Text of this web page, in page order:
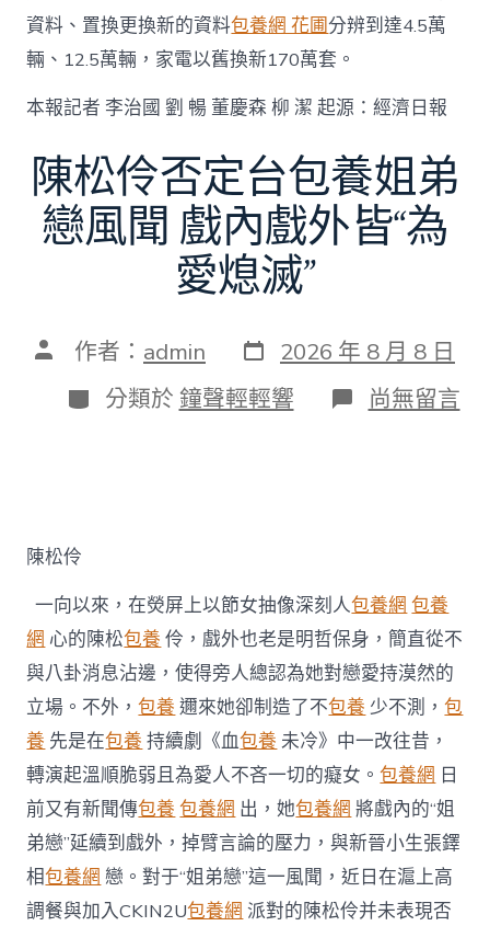
資料、置換更換新的資料包養網 花圃分辨到達4.5萬
輛、12.5萬輛，家電以舊換新170萬套。
本報記者 李治國 劉 暢 董慶森 柳 潔 起源：經濟日報
陳松伶否定台包養姐弟
戀風聞 戲內戲外皆“為
愛熄滅”
文 作者： admin 發
表
日
期
2026 年 8 月 8 日
分
類
分類於 鐘聲輕輕響 在
〈陳
姐
弟
戀
風
聞
戲
內
戲
外
皆
“為
愛
熄
滅”〉
中
尚無留言
陳松伶
一向以來，在熒屏上以節女抽像深刻人包養網 包養
網 心的陳松包養 伶，戲外也老是明哲保身，簡直從不
與八卦消息沾邊，使得旁人總認為她對戀愛持漠然的
立場。不外，包養 邇來她卻制造了不包養 少不測，包
養 先是在包養 持續劇《血包養 未冷》中一改往昔，
轉演起溫順脆弱且為愛人不吝一切的癡女。包養網 日
前又有新聞傳包養 包養網 出，她包養網 將戲內的“姐
弟戀”延續到戲外，掉臂言論的壓力，與新晉小生張鐸
相包養網 戀。對于“姐弟戀”這一風聞，近日在滬上高
調餐與加入CKIN2U包養網 派對的陳松伶并未表現否